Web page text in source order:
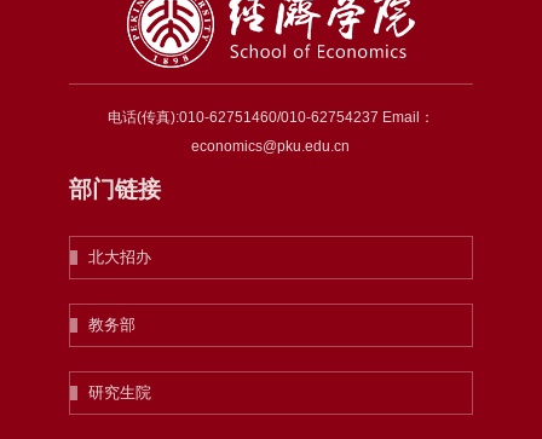
电话(传真):010-62751460/010-62754237 Email：
economics@pku.edu.cn
部门链接
北大招办
教务部
研究生院